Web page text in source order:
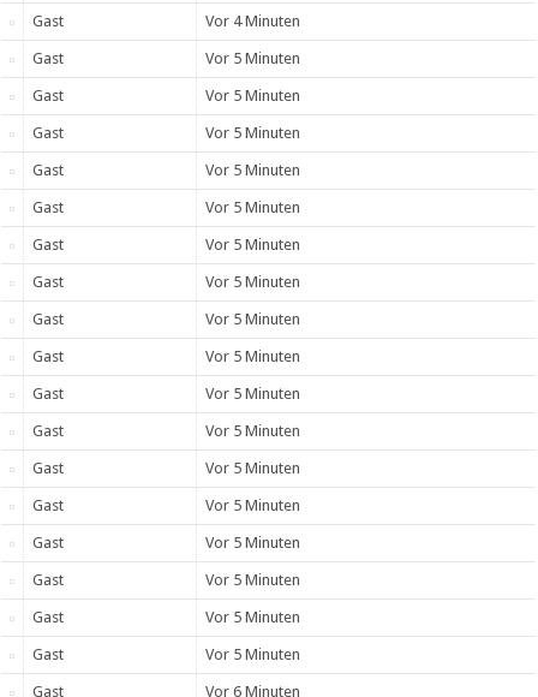
Gast Vor 4 Minuten
Gast Vor 5 Minuten
Gast Vor 5 Minuten
Gast Vor 5 Minuten
Gast Vor 5 Minuten
Gast Vor 5 Minuten
Gast Vor 5 Minuten
Gast Vor 5 Minuten
Gast Vor 5 Minuten
Gast Vor 5 Minuten
Gast Vor 5 Minuten
Gast Vor 5 Minuten
Gast Vor 5 Minuten
Gast Vor 5 Minuten
Gast Vor 5 Minuten
Gast Vor 5 Minuten
Gast Vor 5 Minuten
Gast Vor 5 Minuten
Gast Vor 6 Minuten